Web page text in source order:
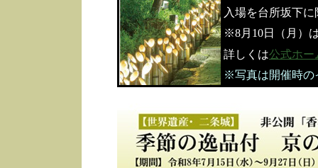
入場を台所坂下
※8月10日（月）
詳しくは公式ホー
※写真は開催時の